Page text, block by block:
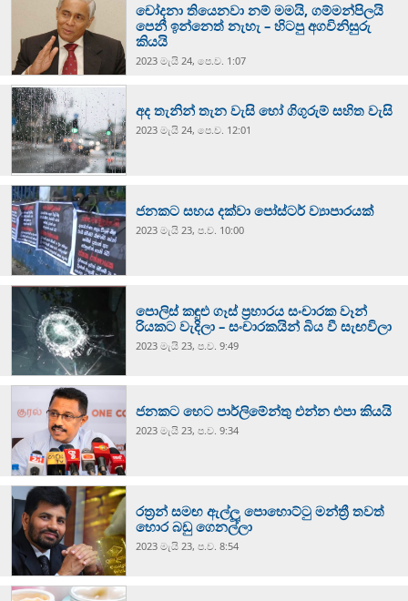
චෝදනා තියෙනවා නම් මමයි, ගම්මන්පිලයි
පෙනී ඉන්නෙත් නැහැ – හිටපු අගවිනිසුරු
කියයි
2023 මැයි 24, පෙ.ව. 1:07
අද තැනින් තැන වැසි හෝ ගිගුරුම් සහිත වැසි
2023 මැයි 24, පෙ.ව. 12:01
ජනකට සහය දක්වා පෝස්ටර් ව්‍යාපාරයක්
2023 මැයි 23, ප.ව. 10:00
පොලිස් කඳුළු ගෑස් ප්‍රහාරය සංචාරක වෑන්
රියකට වැදිලා – සංචාරකයින් බිය වී සැඟවිලා
2023 මැයි 23, ප.ව. 9:49
ජනකට හෙට පාර්ලිමේන්තු එන්න එපා කියයි
2023 මැයි 23, ප.ව. 9:34
රත්‍රන් සමඟ ඇල්ලූ පොහොට්ටු මන්ත්‍රී තවත්
හොර බඩු ගෙනල්ලා
2023 මැයි 23, ප.ව. 8:54